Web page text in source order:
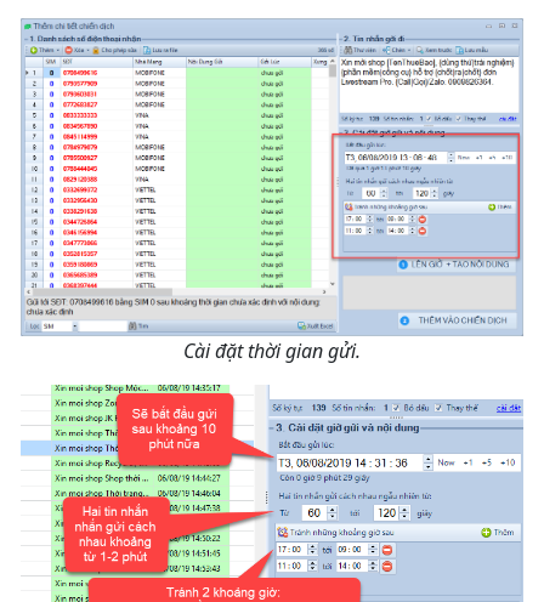
Cài đặt thời gian gửi.